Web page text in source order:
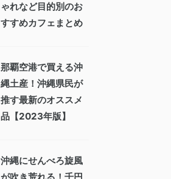
ゃれなど目的別のお
すすめカフェまとめ
那覇空港で買える沖
縄土産！沖縄県民が
推す最新のオススメ
品【2023年版】
沖縄にせんべろ旋風